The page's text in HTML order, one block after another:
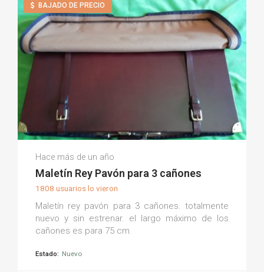
BAJADO DE PRECIO
Julian S.
Hace más de un año
Maletín Rey Pavón para 3 cañones
1808 usuarios lo vieron
Maletín rey pavón para 3 cañones. totalmente
nuevo y sin estrenar. el largo máximo de los
cañones es para 75 cm.
Estado: Nuevo